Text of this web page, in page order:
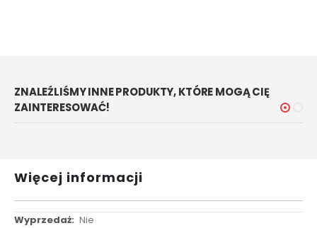
ZNALEŹLIŚMY INNE PRODUKTY, KTÓRE MOGĄ CIĘ
ZAINTERESOWAĆ!
Więcej informacji
Więcej
Nie